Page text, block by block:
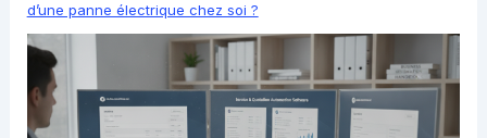
d’une panne électrique chez soi ?